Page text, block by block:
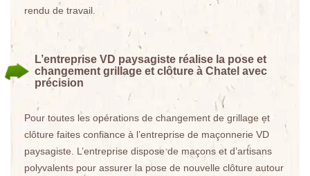
rendu de travail.
L’entreprise VD paysagiste réalise la pose et
changement grillage et clôture à Chatel avec
précision
Pour toutes les opérations de changement de grillage et
clôture faites confiance à l’entreprise de maçonnerie VD
paysagiste. L’entreprise dispose de maçons et d’artisans
polyvalents pour assurer la pose de nouvelle clôture autour